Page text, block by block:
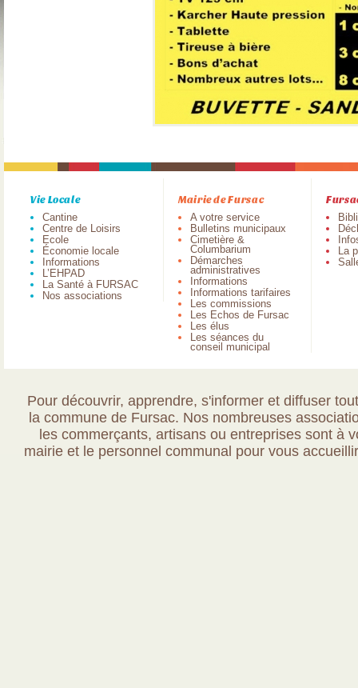
Vie Locale
Cantine
Centre de Loisirs
Ecole
Économie locale
Informations
L’EHPAD
La Santé à FURSAC
Nos associations
Mairie de Fursac
A votre service
Bulletins municipaux
Cimetière &
Columbarium
Démarches
administratives
Informations
Informations tarifaires
Les commissions
Les Echos de Fursac
Les élus
Les séances du
conseil municipal
La
Pour découvrir, apprendre, s'informer et diffuser
la commune de Fursac. Nos nombreuses
les commerçants, artisans ou entreprises sont à
mairie et le personnel communal pour vous